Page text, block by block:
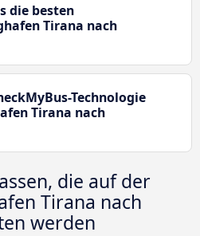
die besten
Tirana nach
Technologie
Tirana nach
die auf der
Tirana nach
werden